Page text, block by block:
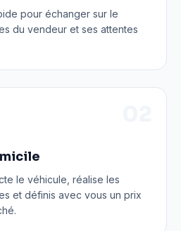
pour échanger sur le
du vendeur et ses attentes
le véhicule, réalise les
et définis avec vous un prix